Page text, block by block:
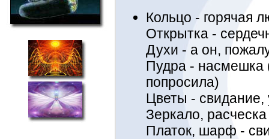
Кольцо - горячая
Открытка -
Духи - а он,
Пудра - насмешка
попросила)
Цветы - свидание,
Зеркало,
Платок, шарф -